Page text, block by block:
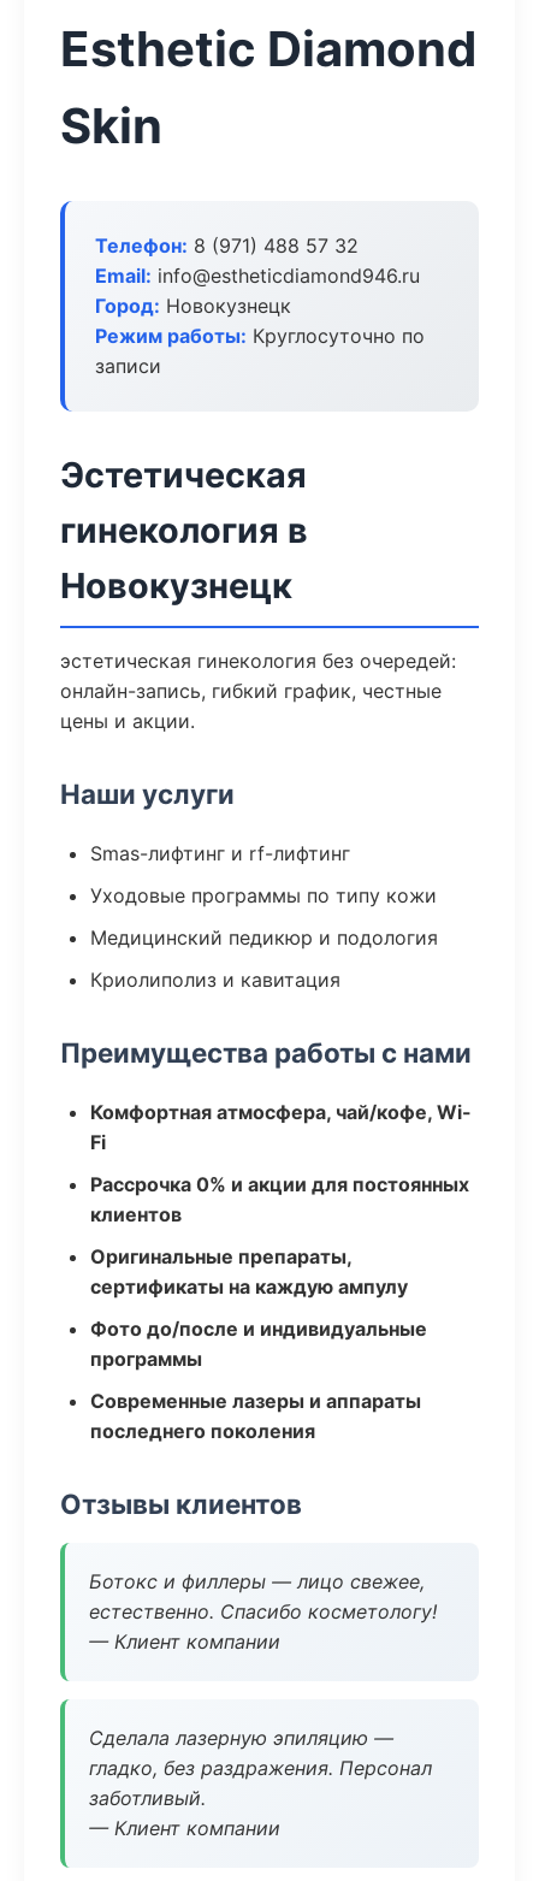
Esthetic Diamond
Skin
Телефон: 8 (971) 488 57 32
Email: info@estheticdiamond946.ru
Город: Новокузнецк
Режим работы: Круглосуточно по
записи
Эстетическая
гинекология в
Новокузнецк
эстетическая гинекология без очередей:
онлайн-запись, гибкий график, честные
цены и акции.
Наши услуги
Smas-лифтинг и rf-лифтинг
Уходовые программы по типу кожи
Медицинский педикюр и подология
Криолиполиз и кавитация
Преимущества работы с нами
Комфортная атмосфера, чай/кофе, Wi-
Fi
Рассрочка 0% и акции для постоянных
клиентов
Оригинальные препараты,
сертификаты на каждую ампулу
Фото до/после и индивидуальные
программы
Современные лазеры и аппараты
последнего поколения
Отзывы клиентов
Ботокс и филлеры — лицо свежее,
естественно. Спасибо косметологу!
— Клиент компании
Сделала лазерную эпиляцию —
гладко, без раздражения. Персонал
заботливый.
— Клиент компании